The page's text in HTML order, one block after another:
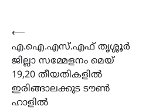
Post
navigation
⟵
എ.ഐ.എസ്.എഫ് തൃശ്ശൂർ
ജില്ലാ സമ്മേളനം മെയ്
19,20 തീയതികളിൽ
ഇരിങ്ങാലക്കുട ടൗൺ
ഹാളിൽ